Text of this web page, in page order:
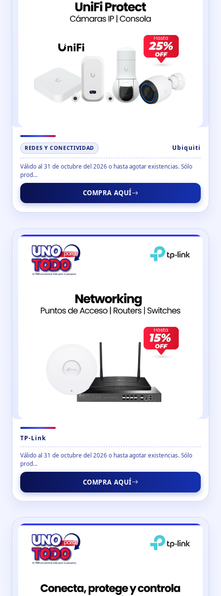
REDES Y CONECTIVIDAD Ubiquiti
Válido al 31 de octubre del 2026 o hasta agotar existencias. Sólo
prod...
COMPRA AQUÍ
TP-Link
Válido al 31 de octubre del 2026 o hasta agotar existencias. Sólo
prod...
COMPRA AQUÍ